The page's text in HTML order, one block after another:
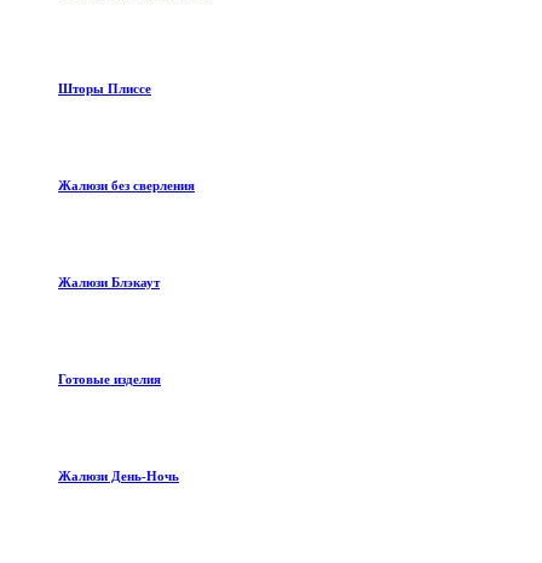
Шторы Плиссе
Жалюзи без сверления
Жалюзи Блэкаут
Готовые изделия
Жалюзи День-Ночь